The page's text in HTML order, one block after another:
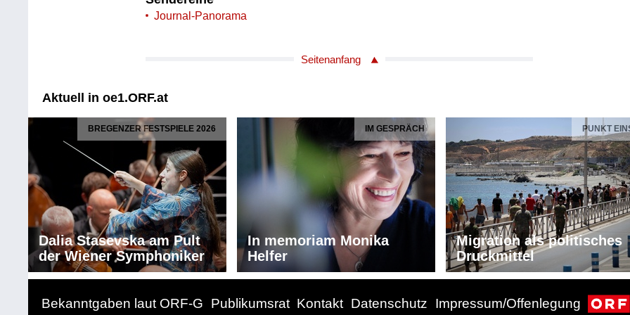
Journal-Panorama
Seitenanfang
Aktuell in oe1.ORF.at
BREGENZER FESTSPIELE 2026
Dalia Stasevska am Pult
der Wiener Symphoniker
IM GESPRÄCH
In memoriam Monika
Helfer
PUNKT
Migration als politisches
Druckmittel
Bekanntgaben laut ORF-G Publikumsrat Kontakt Datenschutz Impressum/Offenlegung